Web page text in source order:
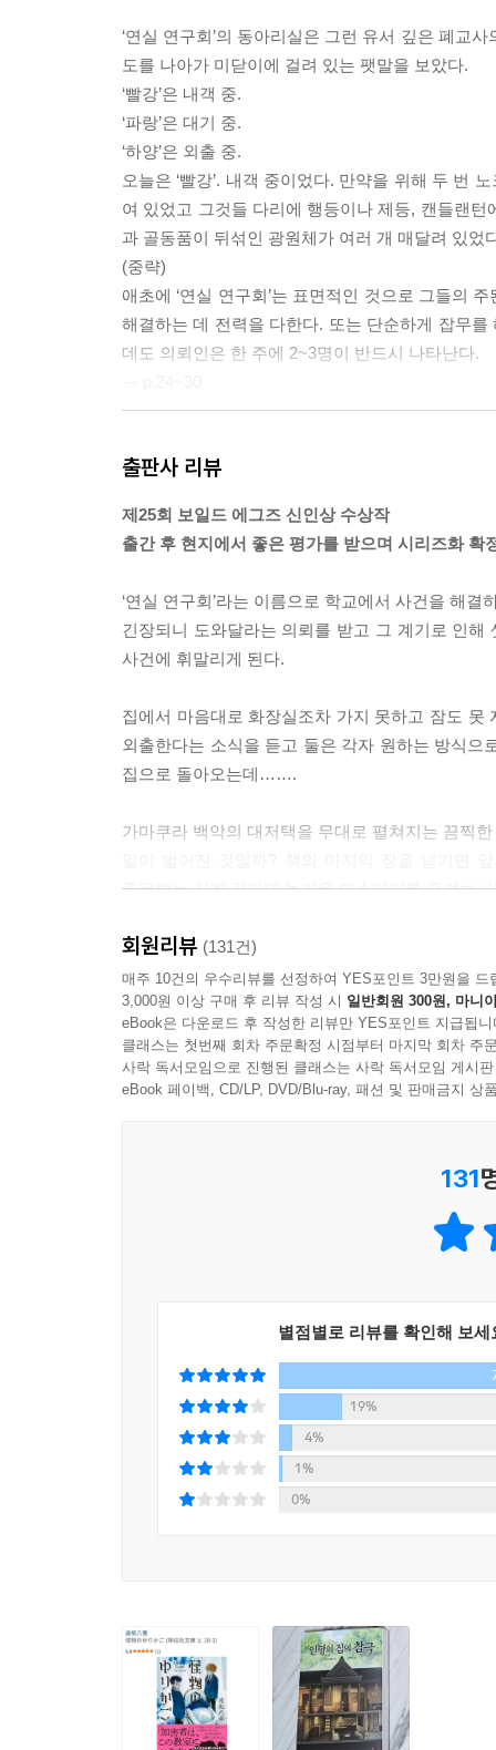
‘연실 연구회’의 동아리실은 그런 유서 깊은 폐교
도를 나아가 미닫이에 걸려 있는 팻말을 보았다.
‘빨강’은 내객 중.
‘파랑’은 대기 중.
‘하양’은 외출 중.
오늘은 ‘빨강’. 내객 중이었다. 만약을 위해 두 번
여 있었고 그것들 다리에 행등이나 제등, 캔들랜
과 골동품이 뒤섞인 광원체가 여러 개 매달려 있었
(중략)
애초에 ‘연실 연구회’는 표면적인 것으로 그들의
해결하는 데 전력을 다한다. 또는 단순하게 잡무
데도 의뢰인은 한 주에 2~3명이 반드시 나타난다.
“안 돼. 그거 고단백이라서 비싼 거야. 사야 건 오늘
감사 인사를 하고 짧은 대화를 마쳤다. 엄마는 명
에서 마주친 샐러리맨도 그저 스쳐 지나간 고등
--- p.35~36
“그러니 미야는 절대로 실패하지 않았으면 해. 넌
미야한테 건네줄게. 그러니 지금은 힘껏 그 아름다
엄마는 새끼손가락을 스윽 내밀었다. 미야는 절반
--- p.111
“가여워라.”
로 되돌아왔다. 사야는 책상으로 몸을 다시 틀어
돌이켜 생각하면 생각할수록 굴욕감과 분한 마음
리면 좋을 텐데. 마음속으로 조용히 읊조렸다.
--- p.137
출판사 리뷰
제25회 보일드 에그즈 신인상 수상작
출간 후 현지에서 좋은 평가를 받으며 시리즈화 확
‘연실 연구회’라는 이름으로 학교에서 사건을 해결
긴장되니 도와달라는 의뢰를 받고 그 계기로 인해
사건에 휘말리게 된다.
집에서 마음대로 화장실조차 가지 못하고 잠도
외출한다는 소식을 듣고 둘은 각자 원하는 방식
집으로 돌아오는데…….
가마쿠라 백악의 대저택을 무대로 펼쳐지는 끔찍
주목받는 신예 작가의 놀라운 미스터리를 즐겨보
회원리뷰 (131건)
매주 10건의 우수리뷰를 선정하여 YES포인트 3만원을 드
3,000원 이상 구매 후 리뷰 작성 시 일반회원 300원, 마니
eBook은 다운로드 후 작성한 리뷰만 YES포인트 지급됩니
클래스는 첫번째 회차 주문확정 시점부터 마지막 회차 주
사락 독서모임으로 진행된 클래스는 사락 독서모임 게시
eBook 페이백, CD/LP, DVD/Blu-ray, 패션 및 판매금지 상
131
별점별로 리뷰를 확인해 보세
19%
4%
1%
0%